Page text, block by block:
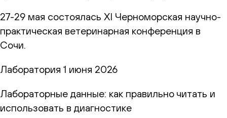
27-29 мая состоялась XI Черноморская научно-
практическая ветеринарная конференция в
Сочи.
Лаборатория 1 июня 2026
Лабораторные данные: как правильно читать и
использовать в диагностике